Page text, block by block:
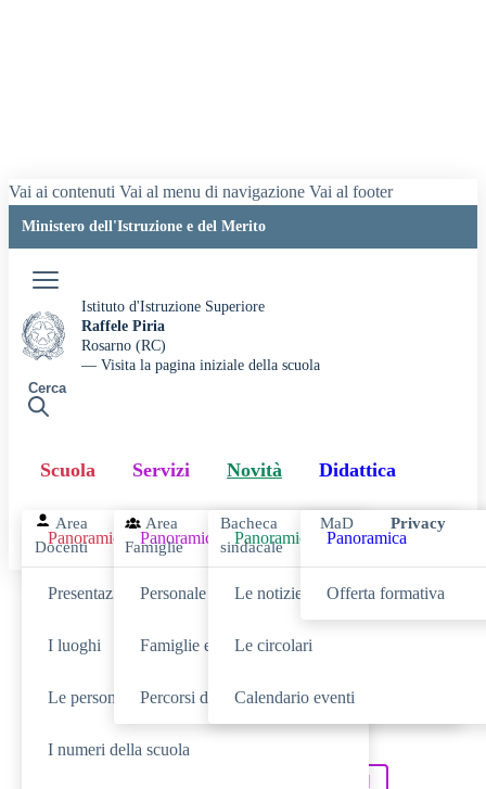
Vai ai contenuti Vai al menu di navigazione Vai al footer
Ministero dell'Istruzione e del Merito
Istituto d'Istruzione Superiore
Raffele Piria
Rosarno (RC)
— Visita la pagina iniziale della scuola
Cerca
Scuola
Panoramica
Presentazione
I luoghi
Le persone
I numeri della scuola
Servizi
Panoramica
Personale scolastico
Famiglie e studenti
Percorsi di studio
Novità
Panoramica
Le notizie
Le circolari
Calendario eventi
Didattica
Panoramica
Offerta formativa
Area
Docenti
Area
Famiglie
Bacheca
sindacale
MaD Privacy
Cerca
SCUOLA